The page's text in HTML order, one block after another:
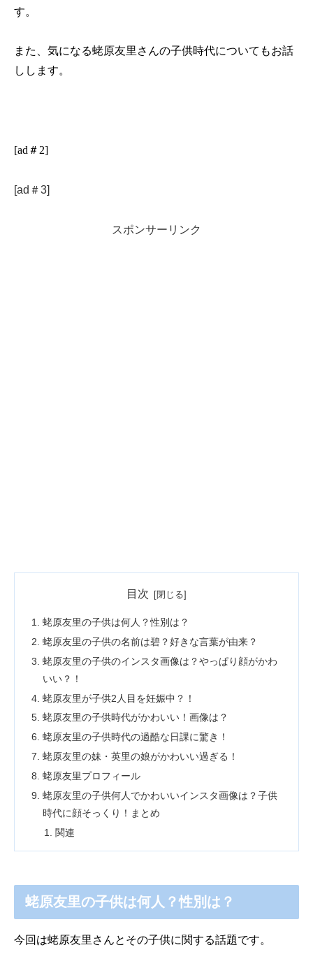
す。
また、気になる蛯原友里さんの子供時代についてもお話
しします。
[ad＃2]
[ad＃3]
スポンサーリンク
目次
蛯原友里の子供は何人？性別は？
蛯原友里の子供の名前は碧？好きな言葉が由来？
蛯原友里の子供のインスタ画像は？やっぱり顔がかわ
いい？！
蛯原友里が子供2人目を妊娠中？！
蛯原友里の子供時代がかわいい！画像は？
蛯原友里の子供時代の過酷な日課に驚き！
蛯原友里の妹・英里の娘がかわいい過ぎる！
蛯原友里プロフィール
蛯原友里の子供何人でかわいいインスタ画像は？子供
時代に顔そっくり！まとめ
関連
蛯原友里の子供は何人？性別は？
今回は蛯原友里さんとその子供に関する話題です。